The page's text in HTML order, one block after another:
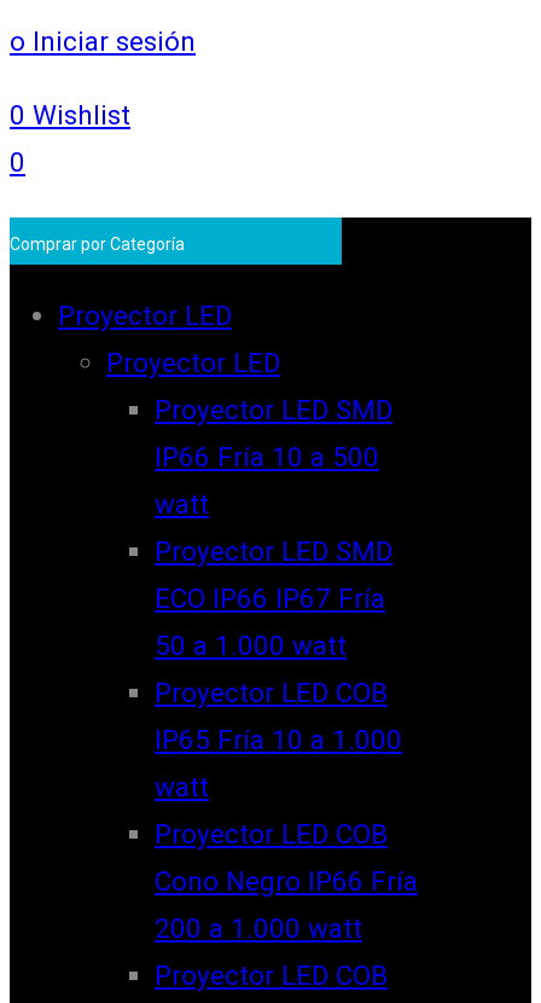
o Iniciar sesión
0 Wishlist
0
Comprar por Categoría
Proyector LED
Proyector LED
Proyector LED SMD
IP66 Fría 10 a 500
watt
Proyector LED SMD
ECO IP66 IP67 Fría
50 a 1.000 watt
Proyector LED COB
IP65 Fría 10 a 1.000
watt
Proyector LED COB
Cono Negro IP66 Fría
200 a 1.000 watt
Proyector LED COB